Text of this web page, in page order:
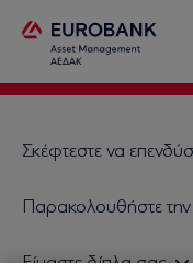
Σκέφτεστε να
Τιμολογιακή Πολιτική
Παρακολουθήστε
Είμαστε δίπλα σας